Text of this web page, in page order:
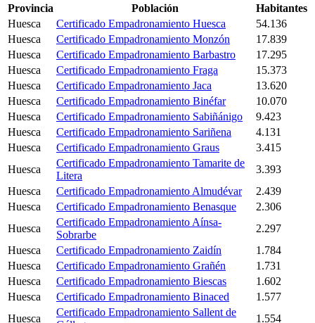
Provincia Población
Habitantes
Huesca
Certificado Empadronamiento Huesca
54.136
Huesca
Certificado Empadronamiento Monzón
17.839
Huesca
Certificado Empadronamiento Barbastro
17.295
Huesca
Certificado Empadronamiento Fraga
15.373
Huesca
Certificado Empadronamiento Jaca
13.620
Huesca
Certificado Empadronamiento Binéfar
10.070
Huesca
Certificado Empadronamiento Sabiñánigo
9.423
Huesca
Certificado Empadronamiento Sariñena
4.131
Huesca
Certificado Empadronamiento Graus
3.415
Huesca
Certificado Empadronamiento Tamarite de
Litera
3.393
Huesca
Certificado Empadronamiento Almudévar
2.439
Huesca
Certificado Empadronamiento Benasque
2.306
Huesca
Certificado Empadronamiento Aínsa-
Sobrarbe
2.297
Huesca
Certificado Empadronamiento Zaidín
1.784
Huesca
Certificado Empadronamiento Grañén
1.731
Huesca
Certificado Empadronamiento Biescas
1.602
Huesca
Certificado Empadronamiento Binaced
1.577
Huesca
Certificado Empadronamiento Sallent de
1.554